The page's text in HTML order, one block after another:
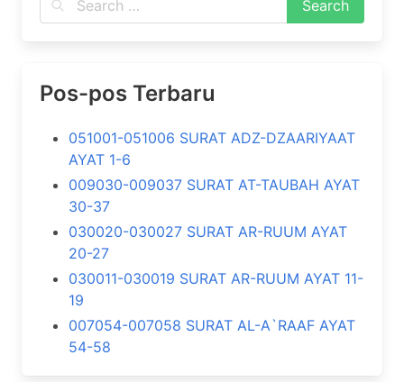
Pos-pos Terbaru
051001-051006 SURAT ADZ-DZAARIYAAT
AYAT 1-6
009030-009037 SURAT AT-TAUBAH AYAT
30-37
030020-030027 SURAT AR-RUUM AYAT
20-27
030011-030019 SURAT AR-RUUM AYAT 11-
19
007054-007058 SURAT AL-A`RAAF AYAT
54-58